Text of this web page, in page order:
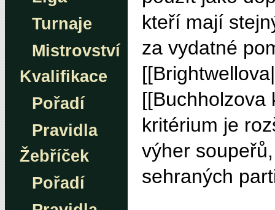
Turnaje
Mistrovství
Kvalifikace
Pořadí
Pravidla
Žebříček
Pořadí
kteří mají
za vydatné
[[Buchholzova
kritérium je
výher
sehraných